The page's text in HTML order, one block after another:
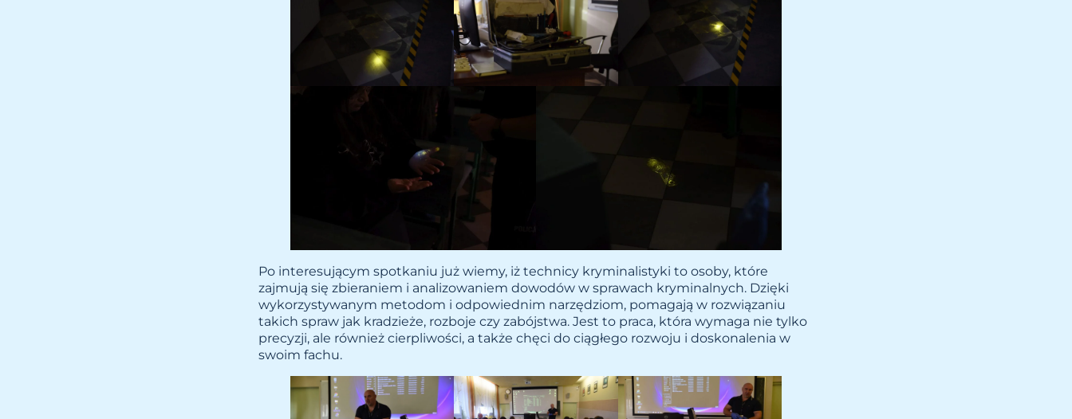
Po interesującym spotkaniu już wiemy, iż technicy kryminalistyki to osoby, które
zajmują się zbieraniem i analizowaniem dowodów w sprawach kryminalnych. Dzięki
wykorzystywanym metodom i odpowiednim narzędziom, pomagają w rozwiązaniu
takich spraw jak kradzieże, rozboje czy zabójstwa. Jest to praca, która wymaga nie tylko
precyzji, ale również cierpliwości, a także chęci do ciągłego rozwoju i doskonalenia w
swoim fachu.